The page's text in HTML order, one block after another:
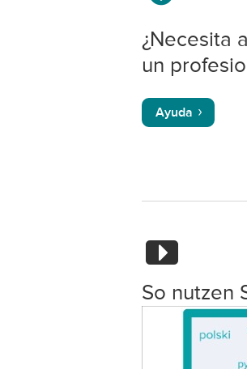
¿Necesita
un
Ayuda
So nutzen